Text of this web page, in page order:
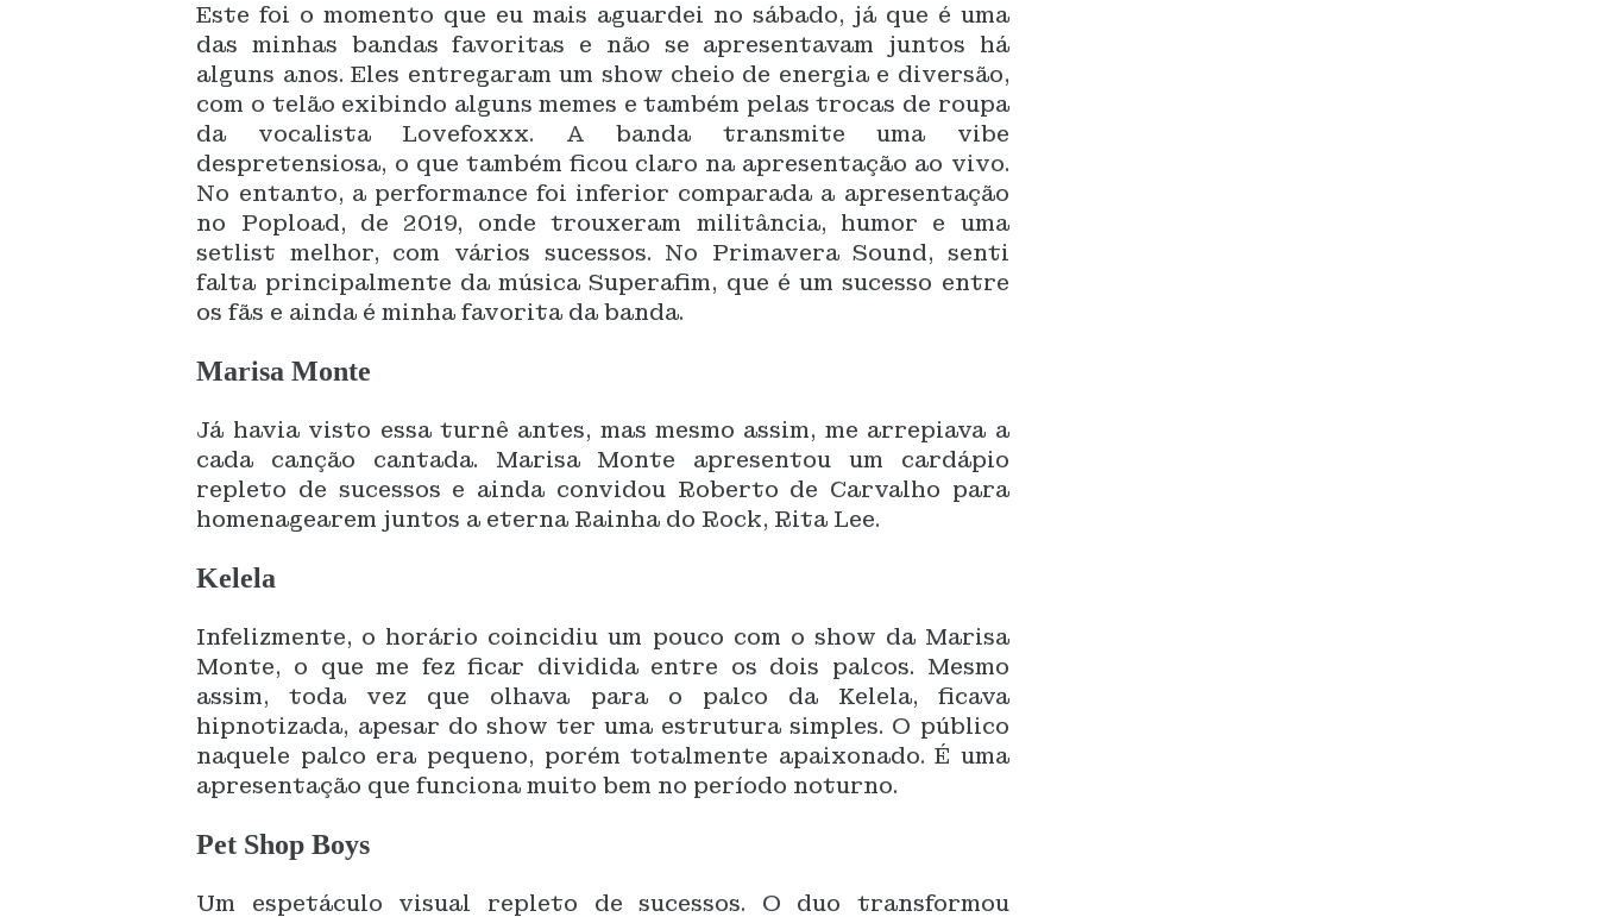
Este foi o momento que eu mais aguardei no sábado, já que é uma
das minhas bandas favoritas e não se apresentavam juntos há
alguns anos. Eles entregaram um show cheio de energia e diversão,
com o telão exibindo alguns memes e também pelas trocas de roupa
da vocalista Lovefoxxx. A banda transmite uma vibe
despretensiosa, o que também ficou claro na apresentação ao vivo.
No entanto, a performance foi inferior comparada a apresentação
no Popload, de 2019, onde trouxeram militância, humor e uma
setlist melhor, com vários sucessos. No Primavera Sound, senti
falta principalmente da música Superafim, que é um sucesso entre
os fãs e ainda é minha favorita da banda.
Marisa Monte
Já havia visto essa turnê antes, mas mesmo assim, me arrepiava a
cada canção cantada. Marisa Monte apresentou um cardápio
repleto de sucessos e ainda convidou Roberto de Carvalho para
homenagearem juntos a eterna Rainha do Rock, Rita Lee.
Kelela
Infelizmente, o horário coincidiu um pouco com o show da Marisa
Monte, o que me fez ficar dividida entre os dois palcos. Mesmo
assim, toda vez que olhava para o palco da Kelela, ficava
hipnotizada, apesar do show ter uma estrutura simples. O público
naquele palco era pequeno, porém totalmente apaixonado. É uma
apresentação que funciona muito bem no período noturno.
Pet Shop Boys
Um espetáculo visual repleto de sucessos. O duo transformou